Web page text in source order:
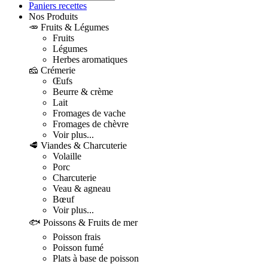
Paniers recettes
Nos Produits
🥕 Fruits & Légumes
Fruits
Légumes
Herbes aromatiques
🧀 Crémerie
Œufs
Beurre & crème
Lait
Fromages de vache
Fromages de chèvre
Voir plus...
🥩 Viandes & Charcuterie
Volaille
Porc
Charcuterie
Veau & agneau
Bœuf
Voir plus...
🐟 Poissons & Fruits de mer
Poisson frais
Poisson fumé
Plats à base de poisson